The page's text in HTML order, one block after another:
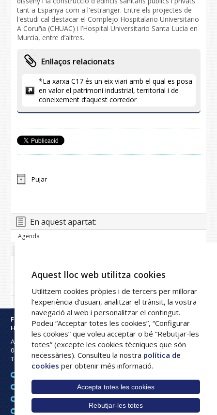
tant a Espanya com a l'estranger. Entre els projectes de
l'estudi cal destacar el Complejo Hospitalario Universitario
A Coruña (CHUAC) i l’Hospital Universitario Santa Lucía en
Murcia, entre d’altres.
Enllaços relacionats
*La xarxa C17 és un eix viari amb el qual es posa
en valor el patrimoni industrial, territorial i de
coneixement d’aquest corredor
Pujar
En aquest apartat:
Agenda
Imatge corporativa
Galeria
Xarxa FPHAG
Fundació Privada
Hospital Asil de Granollers
Avinguda Francesc Ribas s/n
08402
Granollers
Tel:
93 842 50 00
Política de cookies
Intranet
Aquest lloc web utilitza cookies
Utilitzem cookies pròpies i de tercers per millorar
l'experiència d'usuari, analitzar el trànsit, la vostra
navegació al web i personalitzar el contingut.
Podeu “Acceptar totes les cookies”, “Configurar
les cookies” que voleu acceptar o bé “Rebutjar-les
totes” (excepte les cookies tècniques que són
necessàries). Consulteu la nostra política de
cookies per obtenir més informació.
Accepta totes les cookies
Rebutjar-les totes